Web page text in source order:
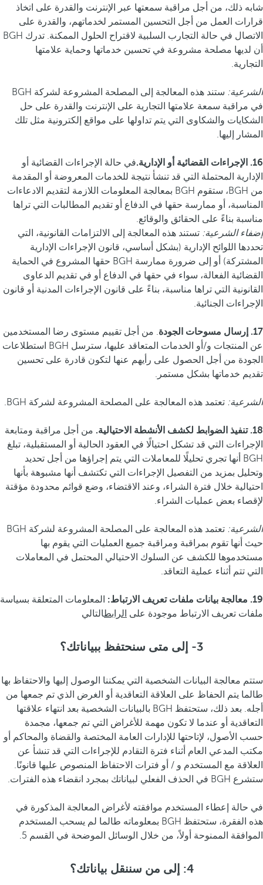
شابه ذلك، من أجل مراقبة سمعتها عبر الإنترنت والقدرة على اتخاذ
قرارات العمل من أجل التحسين المستمر لخدماتهم، والقدرة على
الاتصال في حالة التجارب السلبية لاقتراح الحلول الممكنة. تدرك BGH
أن لديها مصلحة مشروعة في تحسين خدماتها وحماية علامتها
التجارية.
الشرعية:
ستند هذه المعالجة إلى المصلحة المشروعة لشركة BGH
في مراقبة سمعة علامتها التجارية على الإنترنت والقدرة على حل
الشكايات والشكاوى التي يتم تداولها على مواقع إلكترونية مثل تلك
المشار إليها.
16. الإجراءات القضائية أو الإدارية.
في حالة الإجراءات القضائية أو
الإدارية المحتملة التي قد تنشأ نتيجة للخدمات المعروضة أو المقدمة
من BGH، ستقوم BGH بمعالجة المعلومات اللازمة لتقديم الادعاءات
المناسبة، أو ممارسة حقها في الدفاع أو تقديم المطالبات التي تراها
مناسبة بناءً على الحقائق والوقائع.
إضفاء الشرعية: تستند هذه المعالجة إلى الالتزامات القانونية، التي
تحددها اللوائح الإدارية (بشكل أساسي، قانون الإجراءات الإدارية
المشتركة) أو إلى ضرورة ممارسة BGH حقها المشروع في الحماية
القضائية الفعالة، سواء في حقها في الدفاع أو في تقديم الدعاوى
القانونية التي تراها مناسبة، بناءً على قانون الإجراءات المدنية أو قانون
الإجراءات الجنائية.
17. إرسال مسوحات الجودة
. من أجل تقييم مستوى رضا المستخدمين
عن المنتجات و/أو الخدمات المتعاقد عليها، سترسل BGH استطلاعات
الجودة من أجل الحصول على رأيهم عنها لتكون قادرة على تحسين
تقديم خدماتها بشكل مستمر.
الشرعية: تعتمد هذه المعالجة على المصلحة المشروعة لشركة BGH.
18. تنفيذ الضوابط لكشف الأنشطة الاحتيالية.
من أجل مراقبة ومتابعة
الإجراءات التي قد تشكل احتيالًا في العقود الحالية أو المستقبلية، تبلغ
BGH أنها تجري تحليلًا للمعاملات التي يتم إجراؤها من أجل تحديد
وتحليل بمزيد من التفصيل الإجراءات التي تكتشف أنها مشبوهة بأنها
احتيالية خلال فترة الشراء، وعند الاقتضاء، وضع قوائم محدودة مؤقتة
لإقصاء بعض عمليات الشراء.
الشرعية:
تعتمد هذه المعالجة على المصلحة المشروعة لشركة BGH
حيث أنها تقوم بمراقبة ومراقبة جميع العمليات التي يقوم بها
مستخدموها للكشف عن السلوك الاحتيالي المحتمل في المعاملات
التي تتم أثناء عملية التعاقد.
19. معالجة بيانات ملفات تعريف الارتباط:
المعلومات المتعلقة بسياسة
ملفات تعريف الارتباط موجودة على الرابطالتالي
3- إلى متى سنحتفظ ببياناتك؟
ستتم معالجة البيانات الشخصية التي يمكننا الوصول إليها والاحتفاظ بها
طالما يتم الحفاظ على العلاقة التعاقدية أو الغرض الذي تم جمعها من
أجله. بعد ذلك، ستحتفظ BGH بالبيانات الشخصية بعد انتهاء علاقتها
التعاقدية أو عندما لا تكون مهمة للأغراض التي تم جمعها، مجمدة
حسب الأصول، لإتاحتها للإدارات العامة المختصة والقضاة والمحاكم أو
مكتب المدعي العام أثناء فترة التقادم للإجراءات التي قد تنشأ عن
العلاقة مع المستخدم و / أو فترات الاحتفاظ المنصوص عليها قانونًا.
ستشرع BGH في الحذف الفعلي لبياناتك بمجرد انقضاء هذه الفترات.
في حالة إعطاء المستخدم موافقته لأغراض المعالجة المذكورة في
هذه الفقرة، ستحتفظ BGH بمعلوماته طالما لم يسحب المستخدم
الموافقة الممنوحة أولاً، من خلال الوسائل الموضحة في القسم 5.
4: إلى من سننقل بياناتك؟